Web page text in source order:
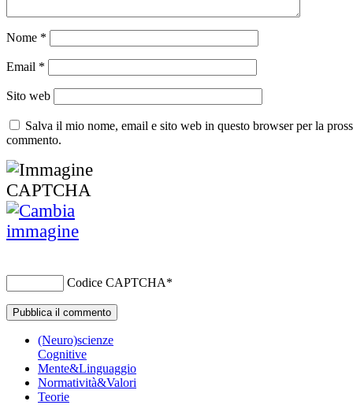
Nome *
Email *
Sito web
Salva il mio nome, email e sito web in questo browser per la
commento.
Codice CAPTCHA*
(Neuro)scienze
Cognitive
Mente&Linguaggio
Normatività&Valori
Teorie